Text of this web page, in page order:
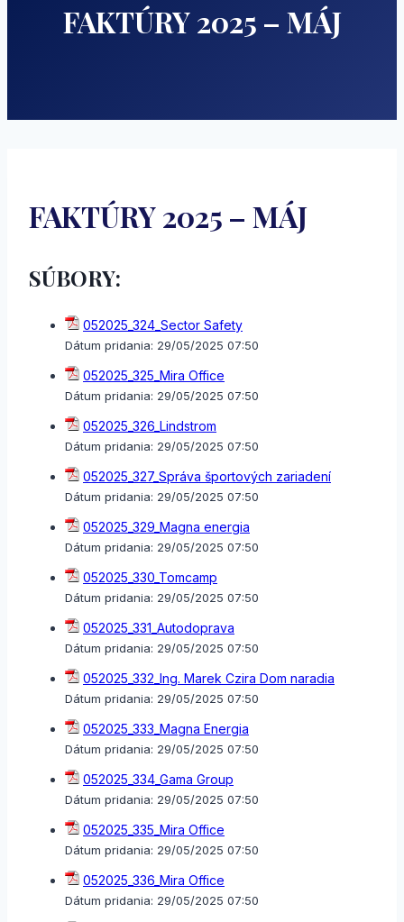
FAKTÚRY 2025 – MÁJ
FAKTÚRY 2025 – MÁJ
SÚBORY:
052025_324_Sector Safety
Dátum pridania: 29/05/2025 07:50
052025_325_Mira Office
Dátum pridania: 29/05/2025 07:50
052025_326_Lindstrom
Dátum pridania: 29/05/2025 07:50
052025_327_Správa športových zariadení
Dátum pridania: 29/05/2025 07:50
052025_329_Magna energia
Dátum pridania: 29/05/2025 07:50
052025_330_Tomcamp
Dátum pridania: 29/05/2025 07:50
052025_331_Autodoprava
Dátum pridania: 29/05/2025 07:50
052025_332_Ing. Marek Czira Dom naradia
Dátum pridania: 29/05/2025 07:50
052025_333_Magna Energia
Dátum pridania: 29/05/2025 07:50
052025_334_Gama Group
Dátum pridania: 29/05/2025 07:50
052025_335_Mira Office
Dátum pridania: 29/05/2025 07:50
052025_336_Mira Office
Dátum pridania: 29/05/2025 07:50